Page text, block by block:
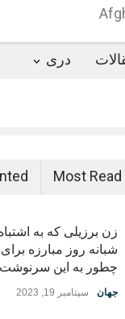
دری
Most Read
شبانه روز مبارزه
چطور به این
جهان سپتامبر 19, 2023